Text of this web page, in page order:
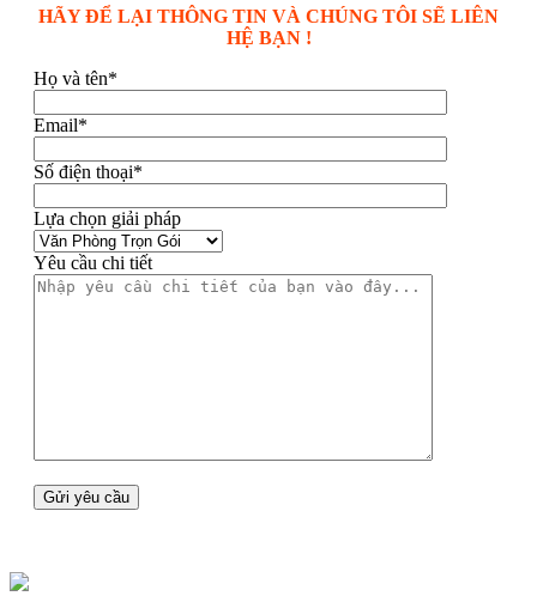
HÃY ĐỂ LẠI THÔNG TIN VÀ CHÚNG TÔI SẼ LIÊN
HỆ BẠN !
Họ và tên*
Email*
Số điện thoại*
Lựa chọn giải pháp
Yêu cầu chi tiết